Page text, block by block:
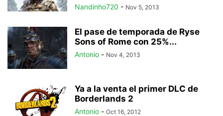
Nandinho720 - Nov 5, 2013
El pase de temporada de Ryse
Sons of Rome con 25%...
Antonio - Nov 4, 2013
Ya a la venta el primer DLC de
Borderlands 2
Antonio - Oct 16, 2012